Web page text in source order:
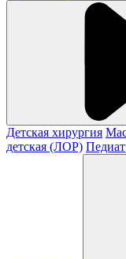
Детская хирургия
детская (ЛОР)